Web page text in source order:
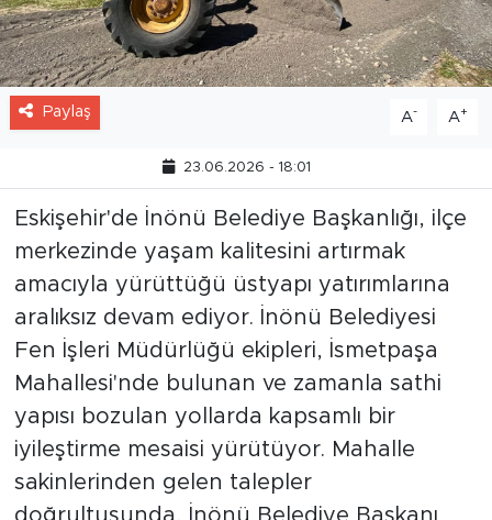
23.06.2026 - 18:01
Eskişehir'de İnönü Belediye Başkanlığı, ilçe
merkezinde yaşam kalitesini artırmak
amacıyla yürüttüğü üstyapı yatırımlarına
aralıksız devam ediyor. İnönü Belediyesi
Fen İşleri Müdürlüğü ekipleri, İsmetpaşa
Mahallesi'nde bulunan ve zamanla sathi
yapısı bozulan yollarda kapsamlı bir
iyileştirme mesaisi yürütüyor. Mahalle
sakinlerinden gelen talepler